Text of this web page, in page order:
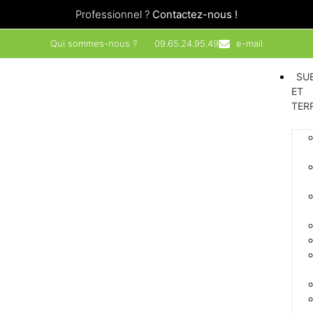
Professionnel ? Contactez-nous !
Qui sommes-nous ? 09.65.24.95.49 e-mail
ET